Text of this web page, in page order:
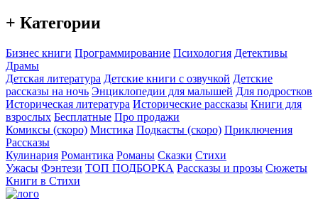
+ Категории
Бизнес книги Программирование Психология Детективы
Драмы
Детская литература Детские книги с озвучкой Детские
рассказы на ночь Энциклопедии для малышей Для подростков
Историческая литература Исторические рассказы Книги для
взрослых Бесплатные Про продажи
Комиксы (скоро) Мистика Подкасты (скоро) Приключения
Рассказы
Кулинария Романтика Романы Сказки Стихи
Ужасы Фэнтези ТОП ПОДБОРКА Рассказы и прозы Сюжеты
Книги в Стихи